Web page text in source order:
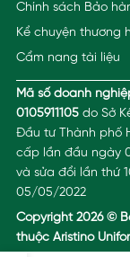
Chính sách Bảo
Kể chuyện thương
Cẩm nang tài liệu
Mã số doanh
0105911105do Sở
Đầu tư Thành phố
cấp lần đầu ngày
và sửa đổi lần thứ
05/05/2022
Copyright 2026 ©
thuộc Aristino